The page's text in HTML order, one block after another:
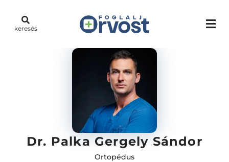
keresés
Dr. Palka Gergely Sándor
Ortopédus